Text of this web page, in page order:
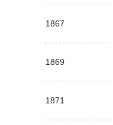
1867
1869
1871